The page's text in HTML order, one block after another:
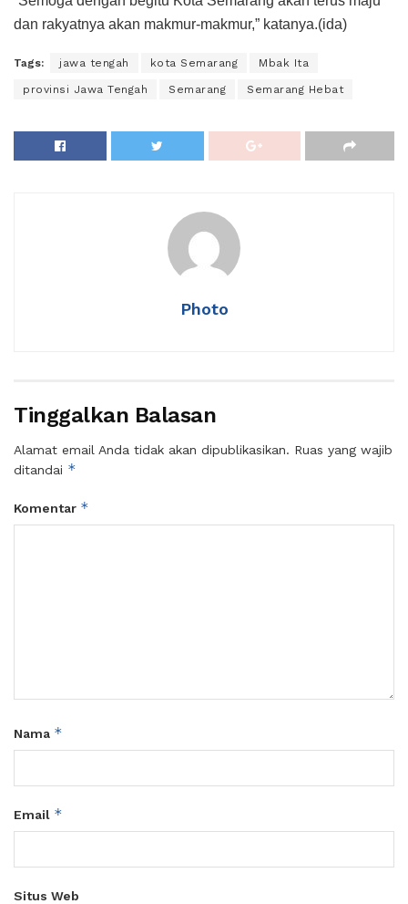
dan rakyatnya akan makmur-makmur,” katanya.(ida)
Tags: jawa tengah kota Semarang Mbak Ita
provinsi Jawa Tengah Semarang Semarang Hebat
Photo
Tinggalkan Balasan
Alamat email Anda tidak akan dipublikasikan. Ruas yang wajib
ditandai *
Komentar *
Nama *
Email *
Situs Web